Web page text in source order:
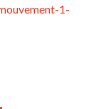
1-